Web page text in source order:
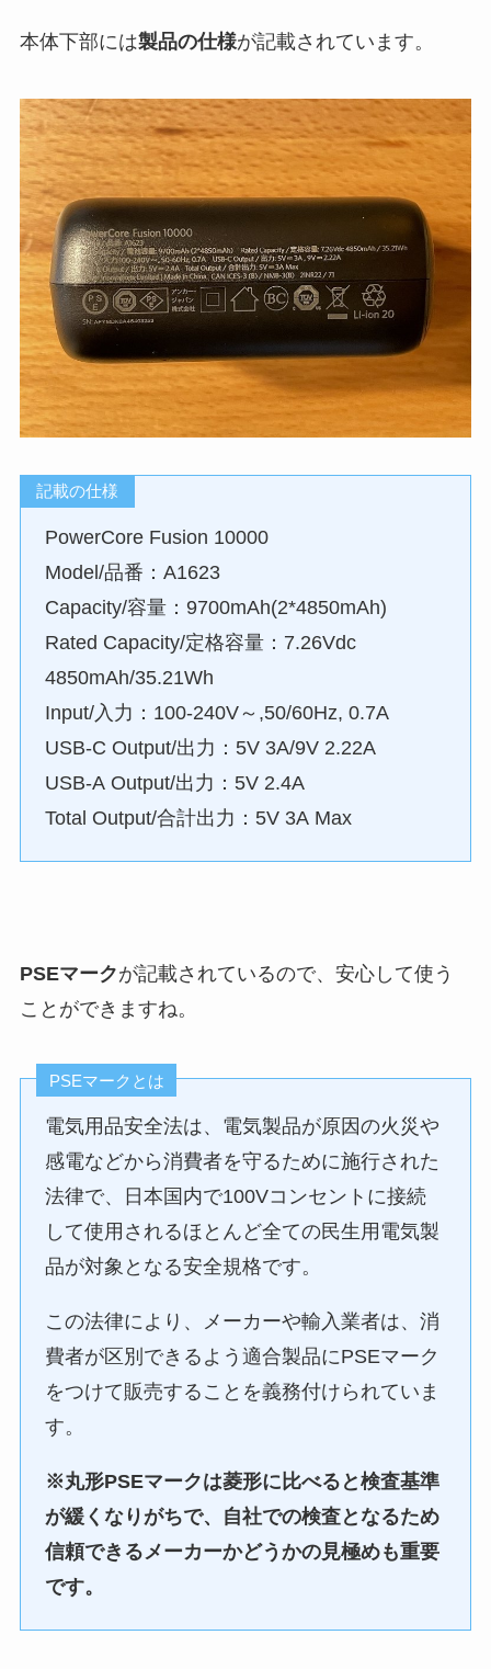
本体下部には製品の仕様が記載されています。
記載の仕様
PowerCore Fusion 10000
Model/品番：A1623
Capacity/容量：9700mAh(2*4850mAh)
Rated Capacity/定格容量：7.26Vdc
4850mAh/35.21Wh
Input/入力：100-240V～,50/60Hz, 0.7A
USB-C Output/出力：5V 3A/9V 2.22A
USB-A Output/出力：5V 2.4A
Total Output/合計出力：5V 3A Max
PSEマークが記載されているので、安心して使う
ことができますね。
PSEマークとは
電気用品安全法は、電気製品が原因の火災や
感電などから消費者を守るために施行された
法律で、日本国内で100Vコンセントに接続
して使用されるほとんど全ての民生用電気製
品が対象となる安全規格です。
この法律により、メーカーや輸入業者は、消
費者が区別できるよう適合製品にPSEマーク
をつけて販売することを義務付けられていま
す。
※丸形PSEマークは菱形に比べると検査基準
が緩くなりがちで、自社での検査となるため
信頼できるメーカーかどうかの見極めも重要
です。